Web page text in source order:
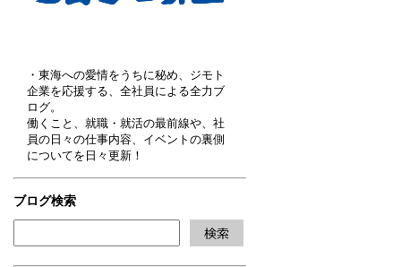
・東海への愛情をうちに秘め、ジモト
企業を応援する、全社員による全力ブ
ログ。
働くこと、就職・就活の最前線や、社
員の日々の仕事内容、イベントの裏側
についてを日々更新！
ブログ検索